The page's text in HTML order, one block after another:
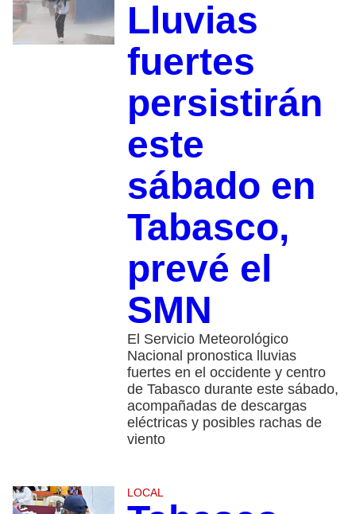
Lluvias
fuertes
persistirán
este
sábado en
Tabasco,
prevé el
SMN
El Servicio Meteorológico
Nacional pronostica lluvias
fuertes en el occidente y centro
de Tabasco durante este sábado,
acompañadas de descargas
eléctricas y posibles rachas de
viento
LOCAL